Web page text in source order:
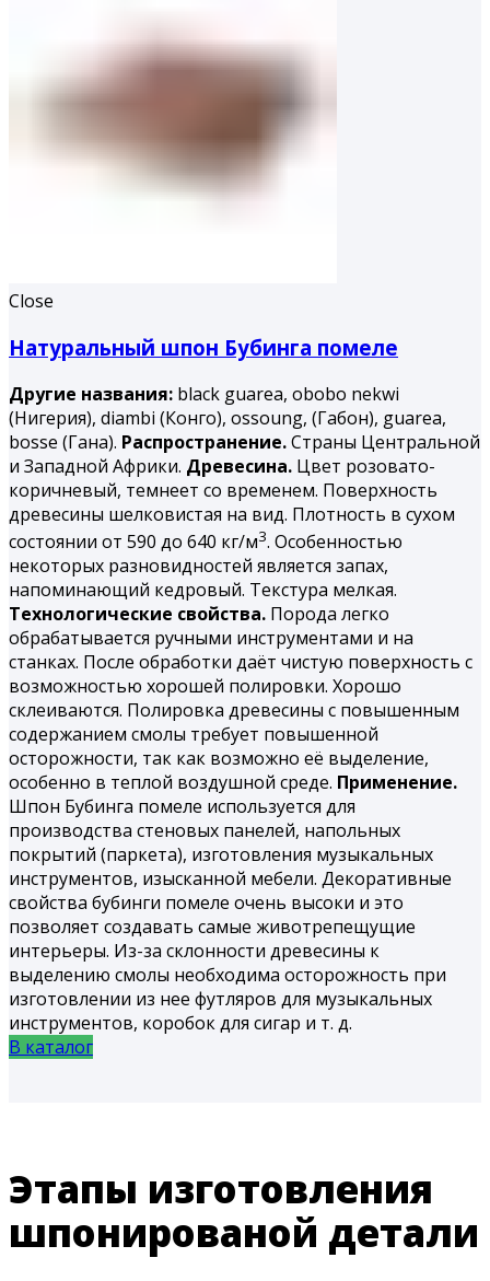
Close
Натуральный шпон Бубинга помеле
Другие названия: black guarea, obobo nekwi
(Нигерия), diambi (Конго), ossoung, (Габон), guarea,
bosse (Гана). Распространение.Страны Центральной
и Западной Африки. Древесина. Цвет розовато-
коричневый, темнеет со временем. Поверхность
древесины шелковистая на вид. Плотность в сухом
состоянии от 590 до 640 кг/м3. Особенностью
некоторых разновидностей является запах,
напоминающий кедровый. Текстура мелкая.
Технологические свойства. Порода легко
обрабатывается ручными инструментами и на
станках. После обработки даёт чистую поверхность с
возможностью хорошей полировки. Хорошо
склеиваются. Полировка древесины с повышенным
содержанием смолы требует повышенной
осторожности, так как возможно её выделение,
особенно в теплой воздушной среде. Применение.
Шпон Бубинга помеле используется для
производства стеновых панелей, напольных
покрытий (паркета), изготовления музыкальных
инструментов, изысканной мебели. Декоративные
свойства бубинги помеле очень высоки и это
позволяет создавать самые животрепещущие
интерьеры. Из-за склонности древесины к
выделению смолы необходима осторожность при
изготовлении из нее футляров для музыкальных
инструментов, коробок для сигар и т. д.
В каталог
Этапы изготовления
шпонированой детали